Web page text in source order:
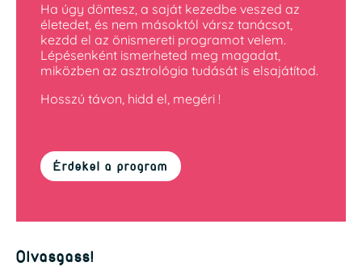
Ha úgy döntesz, a saját kezedbe veszed az
életedet, és nem másoktól vársz tanácsot,
kezdd el az önismereti programot velem.
Lépésenként ismerheted meg magadat,
miközben az asztrológia tudását is elsajátítod.
Hosszú távon, hidd el, megéri !
Érdekel a program
Olvasgass!